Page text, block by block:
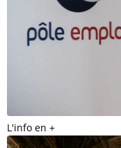
L'info en +